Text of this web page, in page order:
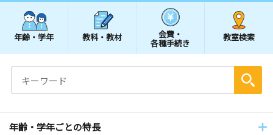
年齢・学年 教科・教材 会費・
各種手続き
教室検索
年齢・学年ごとの特長